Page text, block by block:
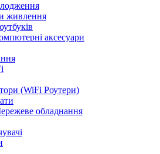
живлення
аксесуари
(WiFi Роутери)
обладнання